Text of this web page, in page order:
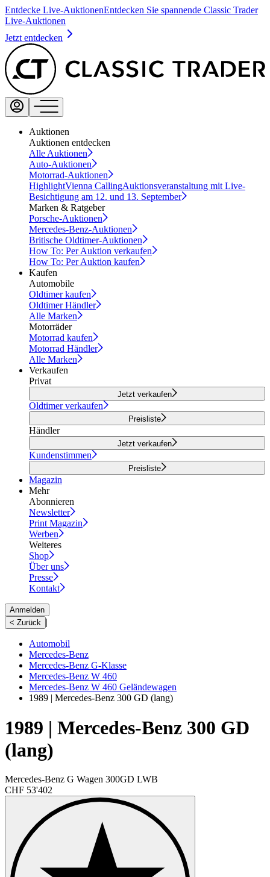
Entdecke Live-AuktionenEntdecken Sie spannende Classic Trader
Live-Auktionen
Jetzt entdecken
Auktionen
Auktionen entdecken
Alle Auktionen
Auto-Auktionen
Motorrad-Auktionen
HighlightVienna CallingAuktionsveranstaltung mit Live-
Besichtigung am 12. und 13. September
Marken & Ratgeber
Porsche-Auktionen
Mercedes-Benz-Auktionen
Britische Oldtimer-Auktionen
How To: Per Auktion verkaufen
How To: Per Auktion kaufen
Kaufen
Automobile
Oldtimer kaufen
Oldtimer Händler
Alle Marken
Motorräder
Motorrad kaufen
Motorrad Händler
Alle Marken
Verkaufen
Privat
Jetzt verkaufen
Oldtimer verkaufen
Preisliste
Händler
Jetzt verkaufen
Kundenstimmen
Preisliste
Magazin
Mehr
Abonnieren
Newsletter
Print Magazin
Werben
Weiteres
Shop
Über uns
Presse
Kontakt
Anmelden
< Zurück |
Automobil
Mercedes-Benz
Mercedes-Benz G-Klasse
Mercedes-Benz W 460
Mercedes-Benz W 460 Geländewagen
1989 | Mercedes-Benz 300 GD (lang)
1989 | Mercedes-Benz 300 GD
(lang)
Mercedes-Benz G Wagen 300GD LWB
CHF 53'402